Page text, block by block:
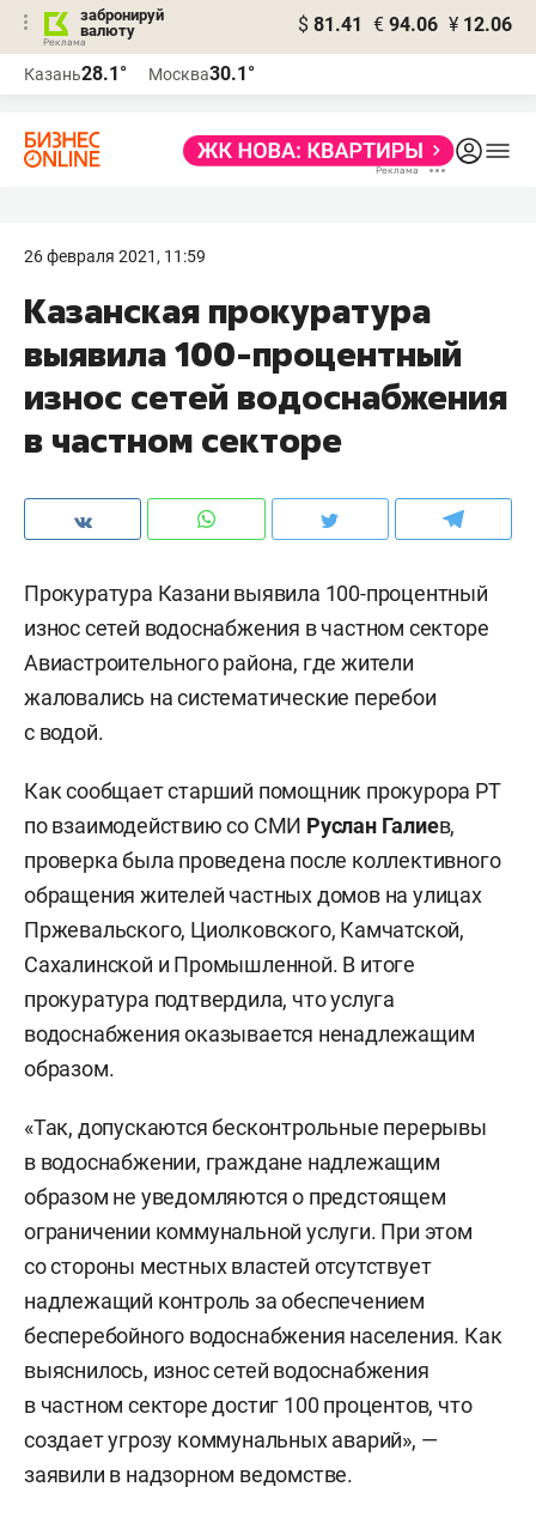
забронируй
валюту
$ 81.41 € 94.06 ¥ 12.06
Казань28.1° Москва30.1°
26 февраля 2021, 11:59
Казанская прокуратура
выявила 100-процентный
износ сетей водоснабжения
в частном секторе
Прокуратура Казани выявила 100-процентный
износ сетей водоснабжения в частном секторе
Авиастроительного района, где жители
жаловались на систематические перебои
с водой.
Как сообщает старший помощник прокурора РТ
по взаимодействию со СМИ Руслан Галиев,
проверка была проведена после коллективного
обращения жителей частных домов на улицах
Пржевальского, Циолковского, Камчатской,
Сахалинской и Промышленной. В итоге
прокуратура подтвердила, что услуга
водоснабжения оказывается ненадлежащим
образом.
«Так, допускаются бесконтрольные перерывы
в водоснабжении, граждане надлежащим
образом не уведомляются о предстоящем
ограничении коммунальной услуги. При этом
со стороны местных властей отсутствует
надлежащий контроль за обеспечением
бесперебойного водоснабжения населения. Как
выяснилось, износ сетей водоснабжения
в частном секторе достиг 100 процентов, что
создает угрозу коммунальных аварий», —
заявили в надзорном ведомстве.